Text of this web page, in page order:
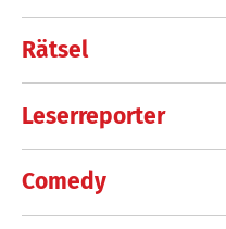
Rätsel
Leserreporter
Comedy